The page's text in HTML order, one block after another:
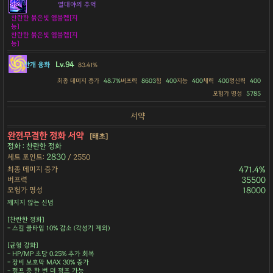
열대야의 추억
찬란한 붉은빛 엠블렘[지
능]
찬란한 붉은빛 엠블렘[지
능]
안개 융화 Lv.94 83.41%
최종 데미지 증가 48.7%버프력 8603힘 400지능 400체력 400정신력
400
모험가 명성
5785
서약
완전무결한 정화 서약
[태초]
정화 : 찬란한 정화
세트 포인트: 2830 / 2550
최종 데미지 증가
471.4%
버프력 35500
모험가 명성 18000
깨지지 않는 신념
[찬란한 정화]
- 스킬 쿨타임 10% 감소 (각성기 제외)
[균형 강화]
- HP/MP 초당 0.25% 추가 회복
- 장비 보호막 MAX 30% 증가
- 점프 중 한 번 더 점프 가능